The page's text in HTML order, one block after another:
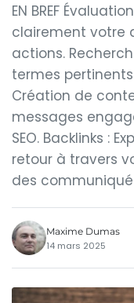
EN BREF
clairement votre
actions.
termes
Création de
messages
SEO. Backlinks :
retour à travers
des
Maxime Dumas
14 mars 2025